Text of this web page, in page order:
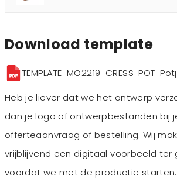
Download template
TEMPLATE-MO2219-CRESS-POT-
Heb je liever dat we het ontwerp
dan je logo of ontwerpbestanden bij
offerteaanvraag of bestelling. Wij
vrijblijvend een digitaal voorbeeld ter
voordat we met de productie starten.